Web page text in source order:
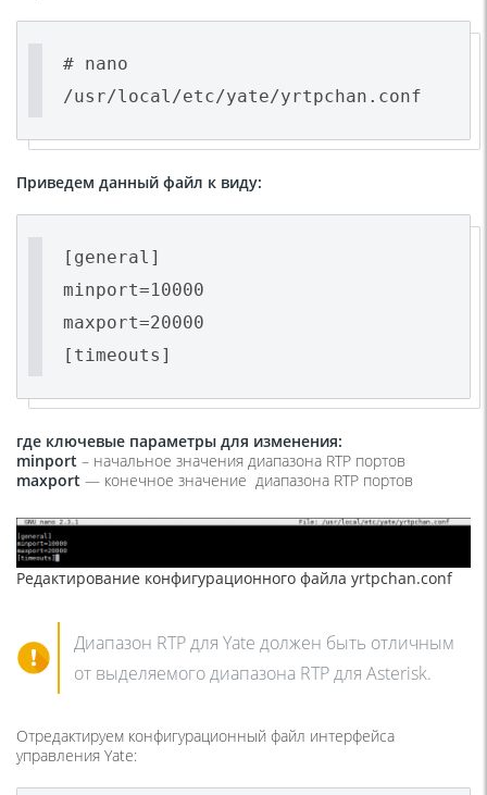
# nano
/usr/local/etc/yate/yrtpchan.conf
Приведем данный файл к виду:
[general]
minport=10000
maxport=20000
[timeouts]
где ключевые параметры для изменения:
minport – начальное значения диапазона RTP портов
maxport — конечное значение диапазона RTP портов
Редактирование конфигурационного файла yrtpchan.conf
Диапазон RTP для Yate должен быть отличным
от выделяемого диапазона RTP для Asterisk.
Отредактируем конфигурационный файл интерфейса
управления Yate: